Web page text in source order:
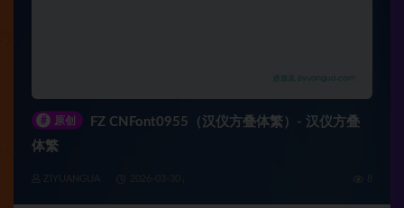
# 原创
FZ CNFont0955（汉仪方叠体繁）- 汉仪方叠
体繁
ZIYUANGUA